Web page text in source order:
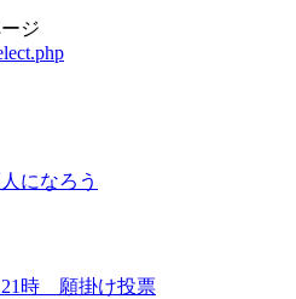
ジ
になろう
21時 願掛け投票